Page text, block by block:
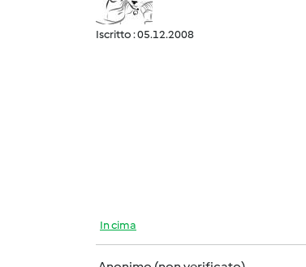
Iscritto : 05.12.2008
In cima